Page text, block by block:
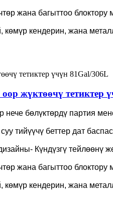
жана багыттоо
кендерин, жана
жүктөөчү тетиктер
бөлүктөрдү партия
тийүүчү беттер дат
Күндүзгү тейлөөнү
жана багыттоо
кендерин, жана